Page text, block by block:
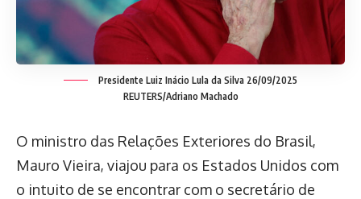
Presidente Luiz Inácio Lula da Silva 26/09/2025
REUTERS/Adriano Machado
O ministro das Relações Exteriores do Brasil,
Mauro Vieira, viajou para os Estados Unidos com
o intuito de se encontrar com o secretário de